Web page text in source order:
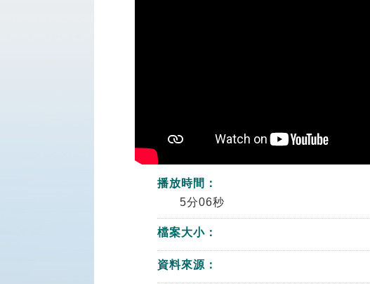
播放時間：
5分06秒
檔案大小：
資料來源：